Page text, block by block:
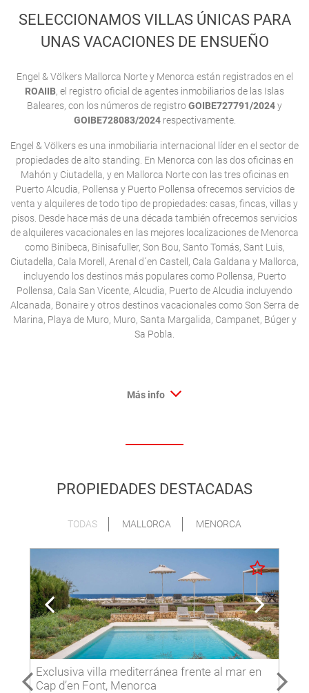
SELECCIONAMOS VILLAS ÚNICAS PARA
UNAS VACACIONES DE ENSUEÑO
Engel & Völkers Mallorca Norte y Menorca están registrados en el
ROAIIB, el registro oficial de agentes inmobiliarios de las Islas
Baleares, con los números de registroGOIBE727791/2024y
GOIBE728083/2024respectivamente.
Engel & Völkers es una inmobiliaria internacional líder en el sector de
propiedades de alto standing. En Menorca con las dos oficinas en
Mahón y Ciutadella, y en Mallorca Norte con las tres oficinas en
Puerto Alcudia, Pollensa y Puerto Pollensa ofrecemos servicios de
venta y alquileres de todo tipo de propiedades: casas, fincas, villas y
pisos. Desde hace más de una década también ofrecemos servicios
de alquileres vacacionales en las mejores localizaciones de Menorca
como Binibeca, Binisafuller, Son Bou, Santo Tomás, Sant Luis,
Ciutadella, Cala Morell, Arenal d´en Castell, Cala Galdana y Mallorca,
incluyendo los destinos más populares como Pollensa, Puerto
Pollensa, Cala San Vicente, Alcudia, Puerto de Alcudia incluyendo
Alcanada, Bonaire y otros destinos vacacionales como Son Serra de
Marina, Playa de Muro, Muro, Santa Margalida, Campanet, Búger y
Sa Pobla.
Más info
PROPIEDADES DESTACADAS
TODAS MALLORCA MENORCA
Exclusiva villa mediterránea frente al mar en
Cap d’en Font, Menorca